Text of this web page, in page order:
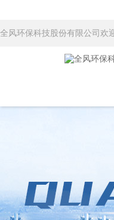
全风环保科技股份有限公司欢